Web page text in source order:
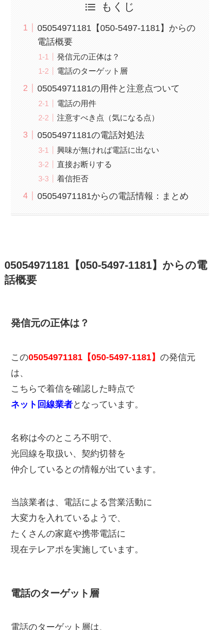
もくじ
05054971181【050-5497-1181】からの
電話概要
発信元の正体は？
電話のターゲット層
05054971181の用件と注意点ついて
電話の用件
注意すべき点（気になる点）
05054971181の電話対処法
興味が無ければ電話に出ない
直接お断りする
着信拒否
05054971181からの電話情報：まとめ
05054971181【050-5497-1181】からの電
話概要
発信元の正体は？
この05054971181【050-5497-1181】の発信元
は、
こちらで着信を確認した時点で
ネット回線業者となっています。
名称は今のところ不明で、
光回線を取扱い、契約切替を
仲介しているとの情報が出ています。
当該業者は、電話による営業活動に
大変力を入れているようで、
たくさんの家庭や携帯電話に
現在テレアポを実施しています。
電話のターゲット層
電話のターゲット層は、